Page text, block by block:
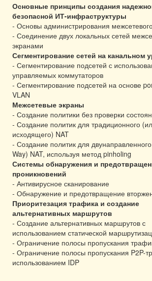
Основные принципы создания
безопасной ИТ-инфраструктуры
- Основы администрирования
- Соединение двух локальных сетей
экранами
Сегментирование сетей на канальном
- Сегментирование подсетей с
управляемых коммутаторов
- Сегментирование подсетей на основе
VLAN
Межсетевые экраны
- Создание политики без проверки
- Создание политик для традиционного
исходящего) NAT
- Создание политик для
Way) NAT, используя метод pinholing
Системы обнаружения и
проникновений
- Антивирусное сканирование
- Обнаружение и предотвращение
Приоритезация трафика и создание
альтернативных маршрутов
- Создание альтернативных маршрутов с
использованием статической
- Ограничение полосы пропускания
- Ограничение полосы пропускания P2P-
использованием IDP